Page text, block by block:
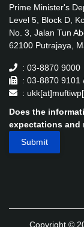
Prime Minister's
Level 5, Block D,
No. 3, Jalan Tun
62100 Putrajaya,
: 03-8870 9000
: 03-8870 9101
:
Does the
expectations and
Copyright ©